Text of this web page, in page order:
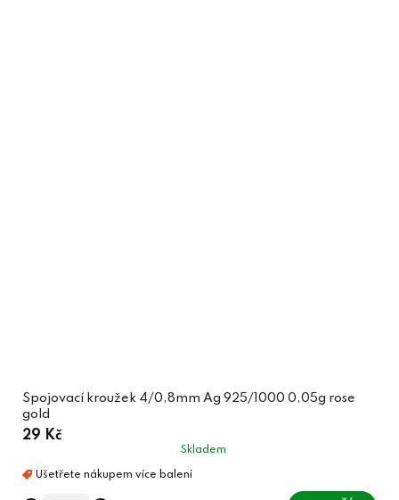
Spojovací kroužek 4/0,8mm Ag 925/1000 0,05g rose
gold
29 Kč
Skladem